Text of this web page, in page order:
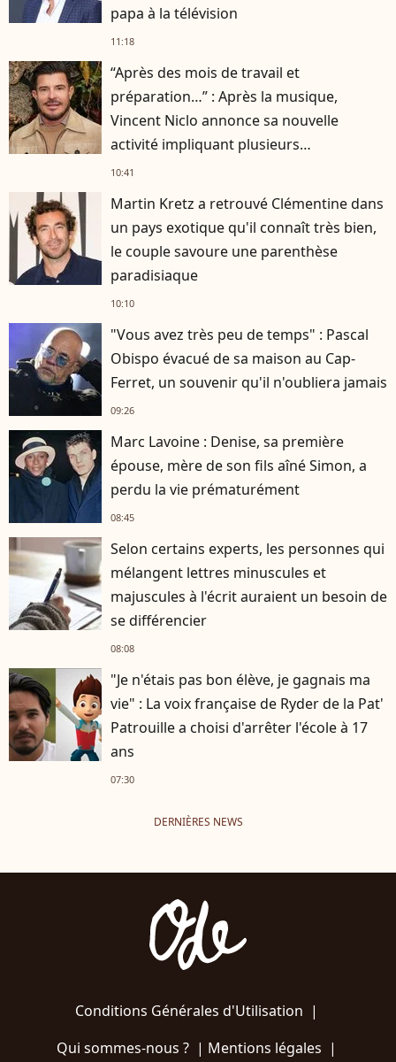
papa à la télévision
11:18
“Après des mois de travail et
préparation…” : Après la musique,
Vincent Niclo annonce sa nouvelle
activité impliquant plusieurs
personnalités
10:41
Martin Kretz a retrouvé Clémentine dans
un pays exotique qu'il connaît très bien,
le couple savoure une parenthèse
paradisiaque
10:10
"Vous avez très peu de temps" : Pascal
Obispo évacué de sa maison au Cap-
Ferret, un souvenir qu'il n'oubliera jamais
09:26
Marc Lavoine : Denise, sa première
épouse, mère de son fils aîné Simon, a
perdu la vie prématurément
08:45
Selon certains experts, les personnes qui
mélangent lettres minuscules et
majuscules à l'écrit auraient un besoin de
se différencier
08:08
"Je n'étais pas bon élève, je gagnais ma
vie" : La voix française de Ryder de la Pat'
Patrouille a choisi d'arrêter l'école à 17
ans
07:30
DERNIÈRES NEWS
Conditions Générales d'Utilisation |
Qui sommes-nous ?| Mentions légales |